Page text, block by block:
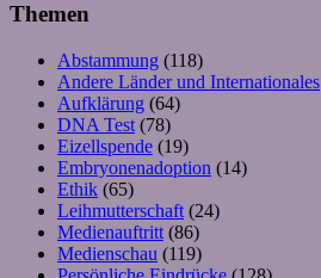
Themen
Abstammung (118)
Andere Länder und Internationales
Aufklärung (64)
DNA Test (78)
Eizellspende (19)
Embryonenadoption (14)
Ethik (65)
Leihmutterschaft (24)
Medienauftritt (86)
Medienschau (119)